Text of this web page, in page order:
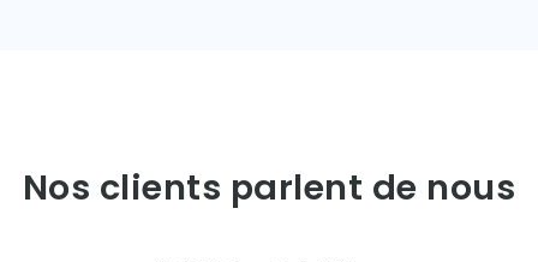
Nos clients parlent de nous